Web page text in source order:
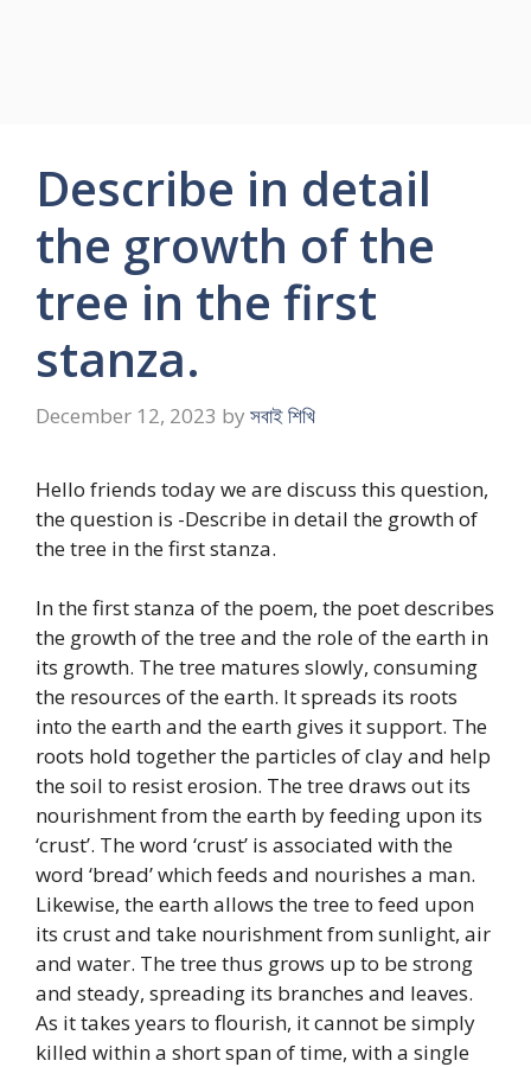
Describe in detail
the growth of the
tree in the first
stanza.
December 12, 2023 by সবাই শিখি
Hello friends today we are discuss this question,
the question is -Describe in detail the growth of
the tree in the first stanza.
In the first stanza of the poem, the poet describes
the growth of the tree and the role of the earth in
its growth. The tree matures slowly, consuming
the resources of the earth. It spreads its roots
into the earth and the earth gives it support. The
roots hold together the particles of clay and help
the soil to resist erosion. The tree draws out its
nourishment from the earth by feeding upon its
‘crust’. The word ‘crust’ is associated with the
word ‘bread’ which feeds and nourishes a man.
Likewise, the earth allows the tree to feed upon
its crust and take nourishment from sunlight, air
and water. The tree thus grows up to be strong
and steady, spreading its branches and leaves.
As it takes years to flourish, it cannot be simply
killed within a short span of time, with a single